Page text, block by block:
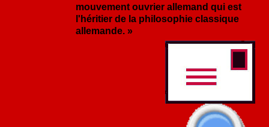
mouvement ouvrier allemand qui est
l'héritier de la philosophie classique
allemande. »